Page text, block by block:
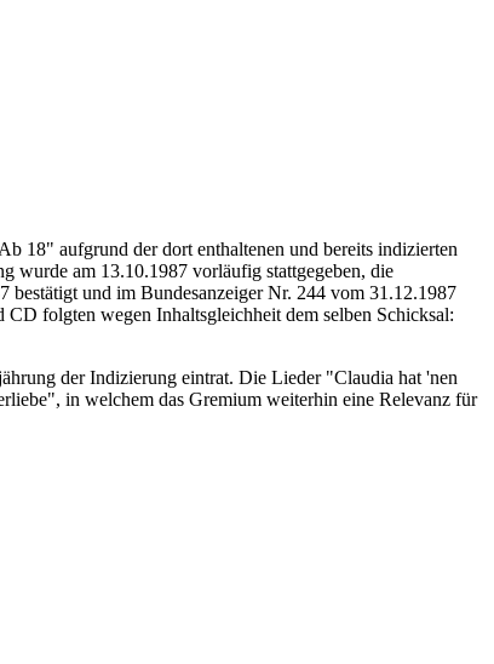
18" aufgrund der dort enthaltenen und bereits indizierten
am 13.10.1987 vorläufig stattgegeben, die
und im Bundesanzeiger Nr. 244 vom 31.12.1987
CD folgten wegen Inhaltsgleichheit dem selben Schicksal:
der Indizierung eintrat. Die Lieder "Claudia hat 'nen
in welchem das Gremium weiterhin eine Relevanz für